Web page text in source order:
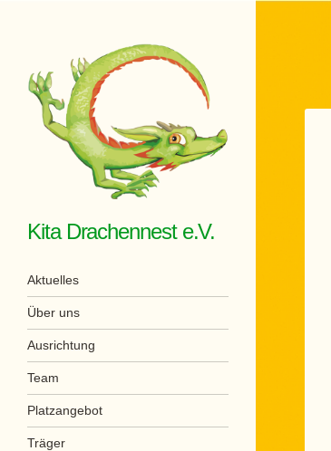
Kita Drachennest e.V.
Menü
Zum Inhalt springen
Aktuelles
Über uns
Ausrichtung
Team
Platzangebot
Träger